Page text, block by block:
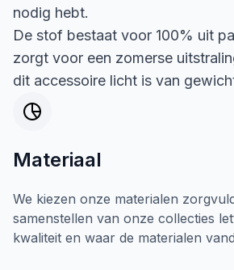
nodig hebt.
De stof bestaat voor 100% uit
zorgt voor een zomerse
dit accessoire licht is van
Materiaal
We kiezen onze materialen
samenstellen van onze collecties
kwaliteit en waar de materialen